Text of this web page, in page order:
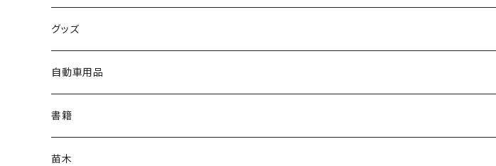
朱漆
白漆
グッズ
マスク
バッジ
バッグ
自動車用品
書籍
苗木